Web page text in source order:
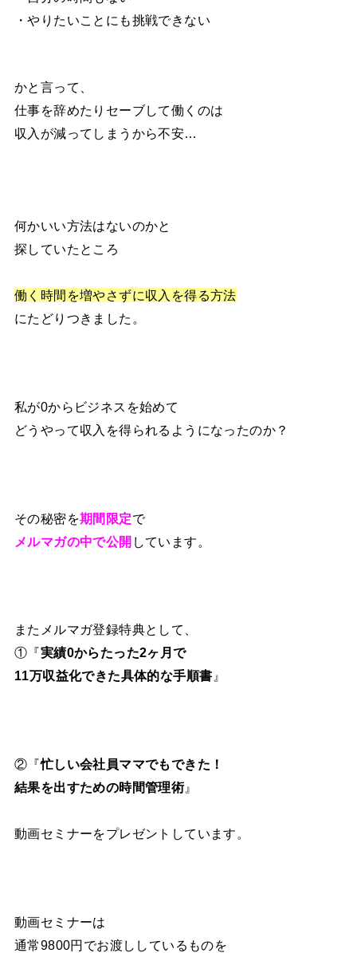
・やりたいことにも挑戦できない
かと言って、
仕事を辞めたりセーブして働くのは
収入が減ってしまうから不安…
何かいい方法はないのかと
探していたところ
働く時間を増やさずに収入を得る方法
にたどりつきました。
私が0からビジネスを始めて
どうやって収入を得られるようになったのか？
その秘密を期間限定で
メルマガの中で公開 しています。
またメルマガ登録特典として、
①『実績0からたった2ヶ月で
11万収益化できた具体的な手順書 』
②『忙しい会社員ママでもできた！
結果を出すための時間管理術』
動画セミナーをプレゼントしています。
動画セミナーは
通常9800円でお渡ししているものを